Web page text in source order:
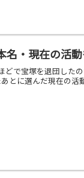
名・現在の活
で宝塚を退団した
とに選んだ現在の活